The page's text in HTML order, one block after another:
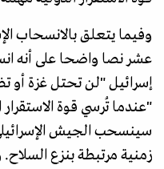
وفيما يتعلق بالانسحاب
عشر نصا واضحا على أنه
إسرائيل "لن تحتل غزة أو
"عندما تُرسي قوة الاستقرار
سينسحب الجيش
زمنية مرتبطة بنزع